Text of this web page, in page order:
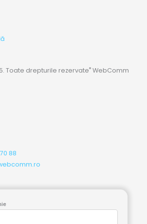
Toate drepturile rezervate® WebComm
88